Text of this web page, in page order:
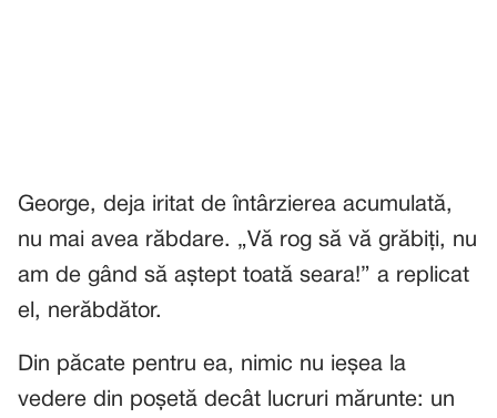
George, deja iritat de întârzierea acumulată,
nu mai avea răbdare. „Vă rog să vă grăbiți, nu
am de gând să aștept toată seara!” a replicat
el, nerăbdător.
Din păcate pentru ea, nimic nu ieșea la
vedere din poșetă decât lucruri mărunte: un